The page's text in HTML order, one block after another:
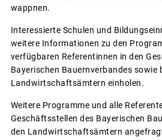
wappnen.
Interessierte Schulen und
weitere Informationen zu den
verfügbaren Referentinnen in den
Bayerischen Bauernverbandes sowie
Landwirtschaftsämtern einholen.
Weitere Programme und alle
Geschäftsstellen des Bayerischen
den Landwirtschaftsämtern